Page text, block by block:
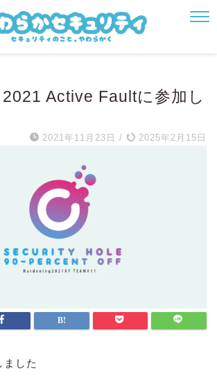
Active Faultに参加し
2021年11月23日 / 2025年2月15日
ました